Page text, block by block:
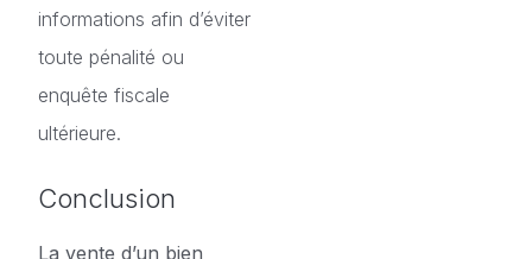
informations afin d’éviter
toute pénalité ou
enquête fiscale
ultérieure.
Conclusion
La vente d’un bien